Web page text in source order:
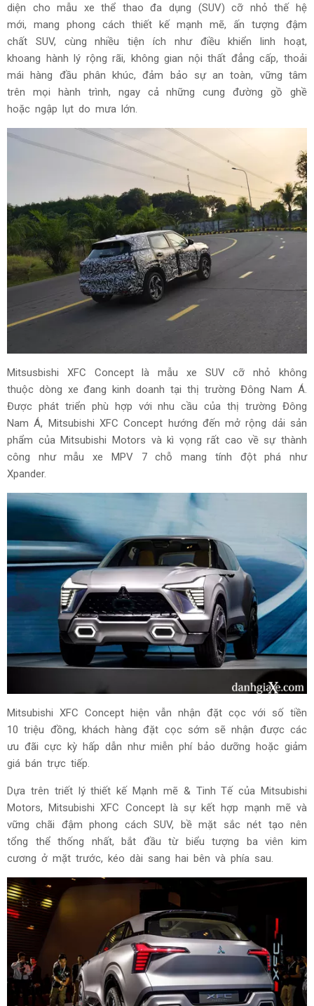
diện cho mẫu xe thể thao đa dụng (SUV) cỡ nhỏ thế hệ
mới, mang phong cách thiết kế mạnh mẽ, ấn tượng đậm
chất SUV, cùng nhiều tiện ích như điều khiển linh hoạt,
khoang hành lý rộng rãi, không gian nội thất đẳng cấp, thoải
mái hàng đầu phân khúc, đảm bảo sự an toàn, vững tâm
trên mọi hành trình, ngay cả những cung đường gồ ghề
hoặc ngập lụt do mưa lớn.
Mitsusbishi XFC Concept là mẫu xe SUV cỡ nhỏ không
thuộc dòng xe đang kinh doanh tại thị trường Đông Nam Á.
Được phát triển phù hợp với nhu cầu của thị trường Đông
Nam Á, Mitsubishi XFC Concept hướng đến mở rộng dải sản
phẩm của Mitsubishi Motors và kì vọng rất cao về sự thành
công như mẫu xe MPV 7 chỗ mang tính đột phá như
Xpander.
Mitsubishi XFC Concept hiện vẫn nhận đặt cọc với số tiền
10 triệu đồng, khách hàng đặt cọc sớm sẽ nhận được các
ưu đãi cực kỳ hấp dẫn như miễn phí bảo dưỡng hoặc giảm
giá bán trực tiếp.
Dựa trên triết lý thiết kế Mạnh mẽ & Tinh Tế của Mitsubishi
Motors, Mitsubishi XFC Concept là sự kết hợp mạnh mẽ và
vững chãi đậm phong cách SUV, bề mặt sắc nét tạo nên
tổng thể thống nhất, bắt đầu từ biểu tượng ba viên kim
cương ở mặt trước, kéo dài sang hai bên và phía sau.